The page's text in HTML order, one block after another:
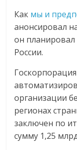
Портал
об
онлайн-
торговле,
Как мы и
анонсировал
он
России.
организации
регионах
заключен по
сумму 1,25